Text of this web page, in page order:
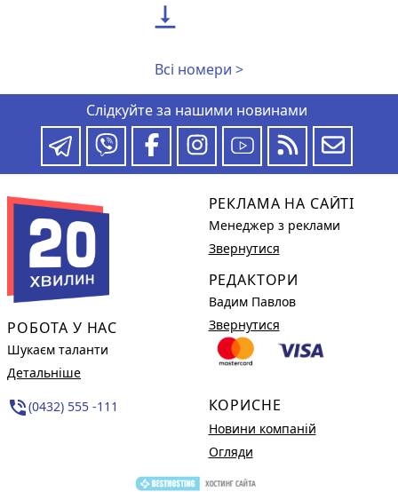

Всі номери >
Слідкуйте за нашими новинами
РОБОТА У НАС
Шукаєм таланти
Детальніше
phone_in_talk(0432) 555 -111
РЕКЛАМА НА САЙТІ
Менеджер з реклами
Звернутися
РЕДАКТОРИ
Вадим Павлов
Звернутися
КОРИСНЕ
Новини компаній
Огляди